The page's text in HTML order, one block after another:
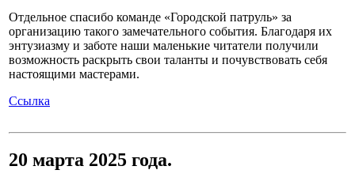
Отдельное спасибо команде «Городской патруль» за
организацию такого замечательного события. Благодаря их
энтузиазму и заботе наши маленькие читатели получили
возможность раскрыть свои таланты и почувствовать себя
настоящими мастерами.
Ссылка
20 марта 2025 года.